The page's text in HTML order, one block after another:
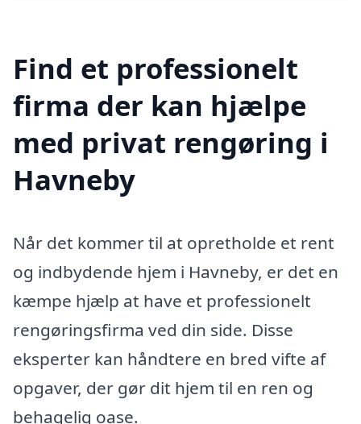
Find et professionelt
firma der kan hjælpe
med privat rengøring i
Havneby
Når det kommer til at opretholde et rent
og indbydende hjem i Havneby, er det en
kæmpe hjælp at have et professionelt
rengøringsfirma ved din side. Disse
eksperter kan håndtere en bred vifte af
opgaver, der gør dit hjem til en ren og
behagelig oase.